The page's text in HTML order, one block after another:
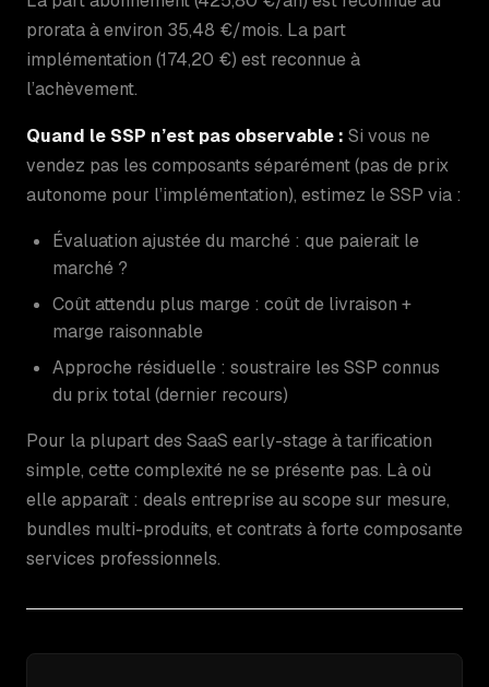
prorata à environ 35,48 €/mois. La part
implémentation (174,20 €) est reconnue à
l’achèvement.
Quand le SSP n’est pas observable : Si vous ne
vendez pas les composants séparément (pas de prix
autonome pour l’implémentation), estimez le SSP via :
Évaluation ajustée du marché : que paierait le
marché ?
Coût attendu plus marge : coût de livraison +
marge raisonnable
Approche résiduelle : soustraire les SSP connus
du prix total (dernier recours)
Pour la plupart des SaaS early-stage à tarification
simple, cette complexité ne se présente pas. Là où
elle apparaît : deals entreprise au scope sur mesure,
bundles multi-produits, et contrats à forte composante
services professionnels.